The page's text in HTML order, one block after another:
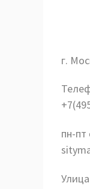
г.
пн-пт